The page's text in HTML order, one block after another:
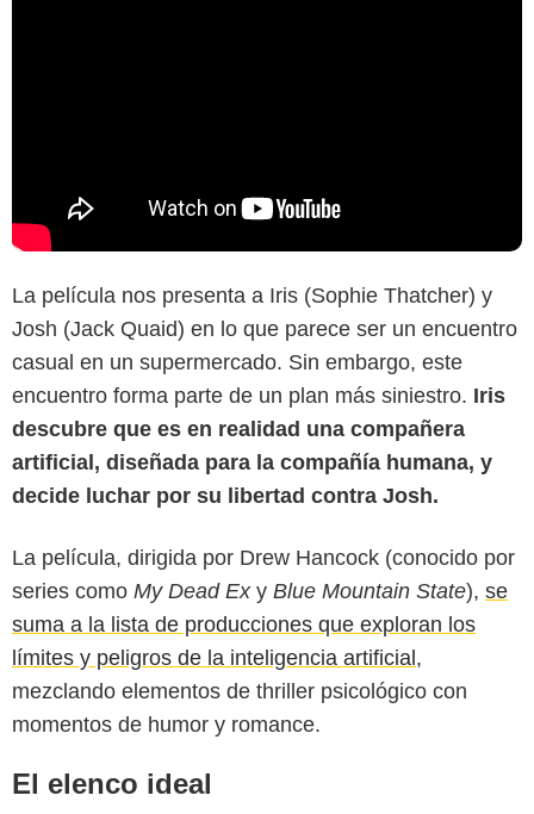
La película nos presenta a Iris (Sophie Thatcher) y
Josh (Jack Quaid) en lo que parece ser un encuentro
casual en un supermercado. Sin embargo, este
encuentro forma parte de un plan más siniestro. Iris
descubre que es en realidad una compañera
artificial, diseñada para la compañía humana, y
decide luchar por su libertad contra Josh.
La película, dirigida por Drew Hancock (conocido por
series como My Dead Exy Blue Mountain State), se
suma a la lista de producciones que exploran los
límites y peligros de la inteligencia artificial,
mezclando elementos de thriller psicológico con
momentos de humor y romance.
El elenco ideal
ABC News - The Walt Disney Company